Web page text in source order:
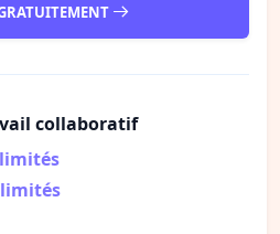
collaboratif